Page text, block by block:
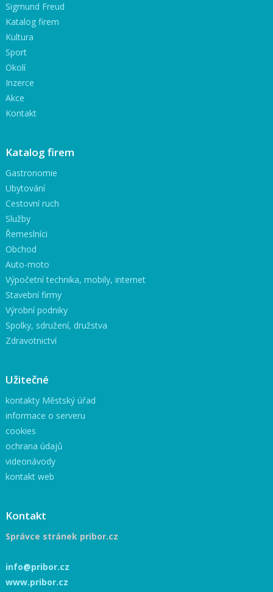
Sigmund Freud
Katalog firem
Kultura
Sport
Okolí
Inzerce
Akce
Kontakt
Katalog firem
Gastronomie
Ubytování
Cestovní ruch
Služby
Řemeslníci
Obchod
Auto-moto
Výpočetní technika, mobily, internet
Stavební firmy
Výrobní podniky
Spolky, sdružení, družstva
Zdravotnictví
Užitečné
kontakty Městský úřad
informace o serveru
cookies
ochrana údajů
videonávody
kontakt web
Kontakt
Správce stránek pribor.cz
info@pribor.cz
www.pribor.cz